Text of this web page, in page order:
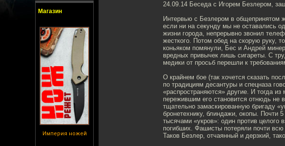
Магазин
Империя ножей
24.09.14 Беседа с Игорем Безлером,
Интервью с Безлером в общепринятом
если ни на секунду мы не оставались
жизни города, непрерывно звонил
жесткого. Потом обед на скорую руку,
коньяком помянули, Бес и Андрей
вредных привычек лишь сигареты. С
медики от просьб перешли к
О крайнем бое (так хочется сказать
по традициям десантуры и спецназа
«распространяются» другие. И тогда
пережившим его становится отнюдь не
тщательно замаскированную бригаду
бронетехнику, блиндажи, окопы. Почти
тысячами «укров»: один против
погибших. Фашисты потеряли почти
Таков Безлер, отчаянный и дерзкий,